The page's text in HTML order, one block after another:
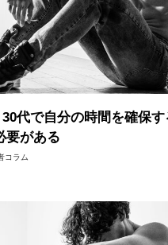
30代で自分の時間を確保
要がある
コラム